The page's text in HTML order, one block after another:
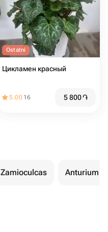
Ostatni
Цикламен красный
5.00 16 5 800֏
Zamioculcas Anturium